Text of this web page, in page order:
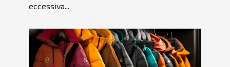
eccessiva...